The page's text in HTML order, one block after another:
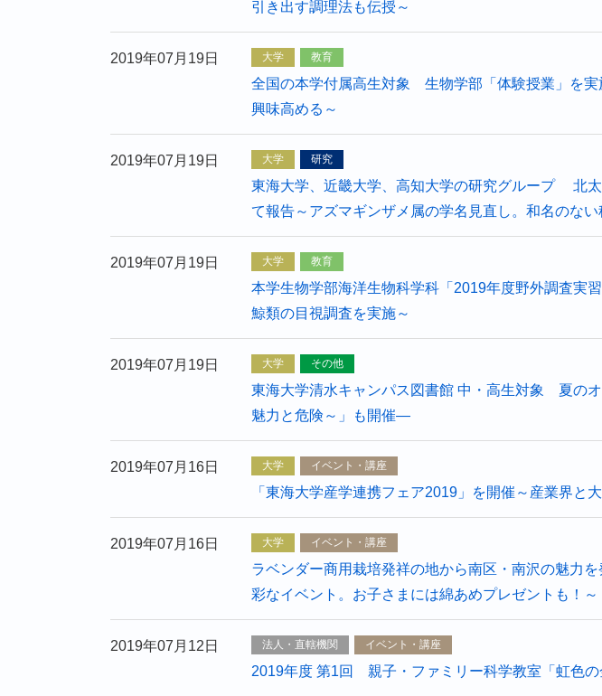
引き出す調理法も伝授～
2019年07月19日 大学 教育
全国の本学付属高生対象 生物学部「体験授業」を
興味高める～
2019年07月19日 大学 研究
東海大学、近畿大学、高知大学の研究グループ 北
て報告～アズマギンザメ属の学名見直し。和名のな
2019年07月19日 大学 教育
本学生物学部海洋生物科学科「2019年度野外調査実
鯨類の目視調査を実施～
2019年07月19日 大学 その他
東海大学清水キャンパス図書館 中・高生対象 夏の
魅力と危険～」も開催―
2019年07月16日 大学 イベント・講座
「東海大学産学連携フェア2019」を開催～産業界と
2019年07月16日 大学 イベント・講座
ラベンダー商用栽培発祥の地から南区・南沢の魅力
彩なイベント。お子さまには綿あめプレゼントも！～
2019年07月12日 法人・直轄機関 イベント・講座
2019年度 第1回 親子・ファミリー科学教室「虹色